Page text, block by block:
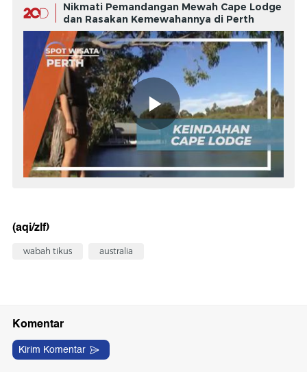
Nikmati Pemandangan Mewah Cape Lodge
dan Rasakan Kemewahannya di Perth
(aqi/zlf)
wabah tikus australia